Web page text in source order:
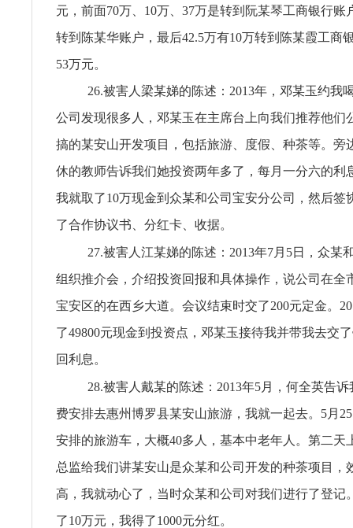
元，前面70万、10万、37万是转到阮某琴工商银行账
转到陈某华账户，最后42.5万有10万转到陈某霞工商
53万元。
26.被害人梁某娣的陈述：2013年，邓某玉约我
公司发现很多人，邓某玉在主席台上向我们推荐他们
搞的某安山开发项目，包括旅游、度假、种茶等。旁
休的教师告诉我们她投资两年多了，每月一分六的利
我就取了10万现金到众某和公司宝安分公司，然后签
了合作协议书、分红卡、收据。
27.被害人江某娣的陈述：2013年7月5日，众某
组织推介会，介绍投资回报和具体操作，说公司在全
宝安区的在西乡大道。会议结束时交了200元定金。
了49800元现金到投资点，邓某玉接待我并带我去交
回利息。
28.被害人戴某的陈述：2013年5月，何全英告
费安排去惠州博罗县某安山旅游，我就一起去。5月
安排的旅游车，大概40多人，基本中老年人。第二天
总监给我们讲某安山是众某和公司开发的种茶项目，
高，我就动心了，当时众某和公司对我们进行了登记
了10万元，我得了1000元分红。